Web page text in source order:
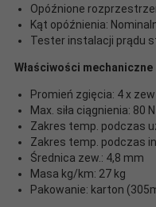
Opóźnione
Kąt opóźnienia:
Tester instalacji prądu
Właściwości mechaniczne
Promień zgięcia: 4 x zew
Max. siła ciągnienia: 80 N
Zakres temp. podczas
Zakres temp. podczas
Średnica zew.: 4,8 mm
Masa kg/km: 27 kg
Pakowanie: karton